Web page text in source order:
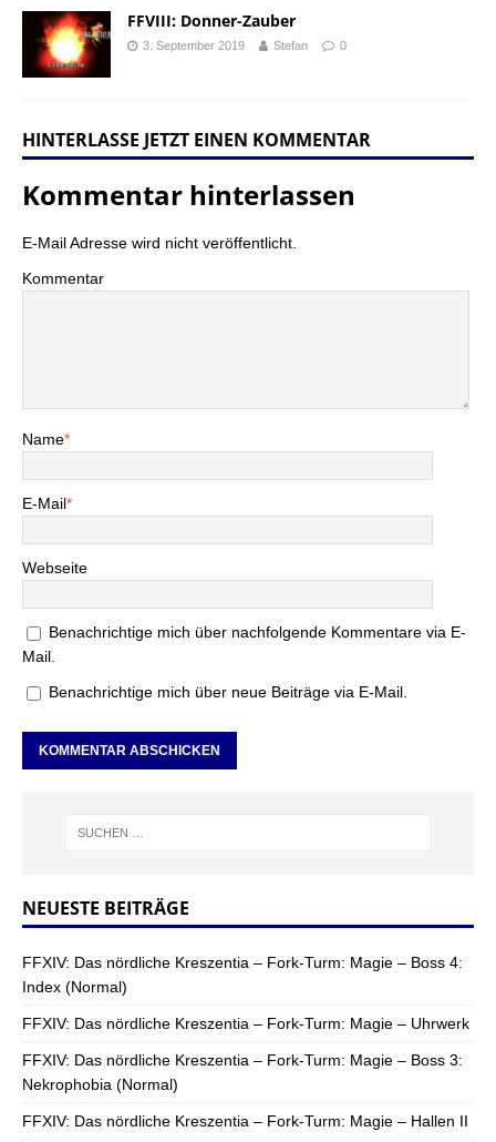
FFVIII: Donner-Zauber
3. September 2019 Stefan 0
HINTERLASSE JETZT EINEN KOMMENTAR
Kommentar hinterlassen
E-Mail Adresse wird nicht veröffentlicht.
Kommentar
Name*
E-Mail*
Webseite
Benachrichtige mich über nachfolgende Kommentare via E-
Mail.
Benachrichtige mich über neue Beiträge via E-Mail.
NEUESTE BEITRÄGE
FFXIV: Das nördliche Kreszentia – Fork-Turm: Magie – Boss 4:
Index (Normal)
FFXIV: Das nördliche Kreszentia – Fork-Turm: Magie – Uhrwerk
FFXIV: Das nördliche Kreszentia – Fork-Turm: Magie – Boss 3:
Nekrophobia (Normal)
FFXIV: Das nördliche Kreszentia – Fork-Turm: Magie – Hallen II